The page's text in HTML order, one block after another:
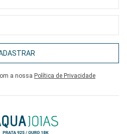
a nossa Política de Privacidade